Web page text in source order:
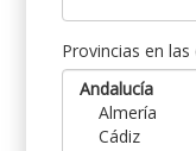
Provincias en